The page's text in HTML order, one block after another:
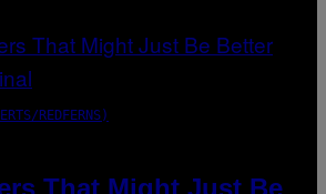
REDFERNS)
That Might Just Be